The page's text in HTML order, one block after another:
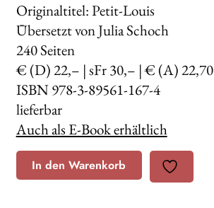
Originaltitel: Petit-Louis
Übersetzt von Julia Schoch
240Seiten
€ (D) 22,– | sFr 30,– | € (A) 22,70
ISBN 978-3-89561-167-4
lieferbar
Auch als E-Book erhältlich
In den Warenkorb